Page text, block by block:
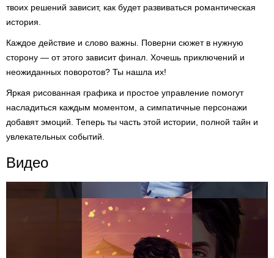
твоих решений зависит, как будет развиваться романтическая
история.
Каждое действие и слово важны. Поверни сюжет в нужную
сторону — от этого зависит финал. Хочешь приключений и
неожиданных поворотов? Ты нашла их!
Яркая рисованная графика и простое управление помогут
насладиться каждым моментом, а симпатичные персонажи
добавят эмоций. Теперь ты часть этой истории, полной тайн и
увлекательных событий.
Видео